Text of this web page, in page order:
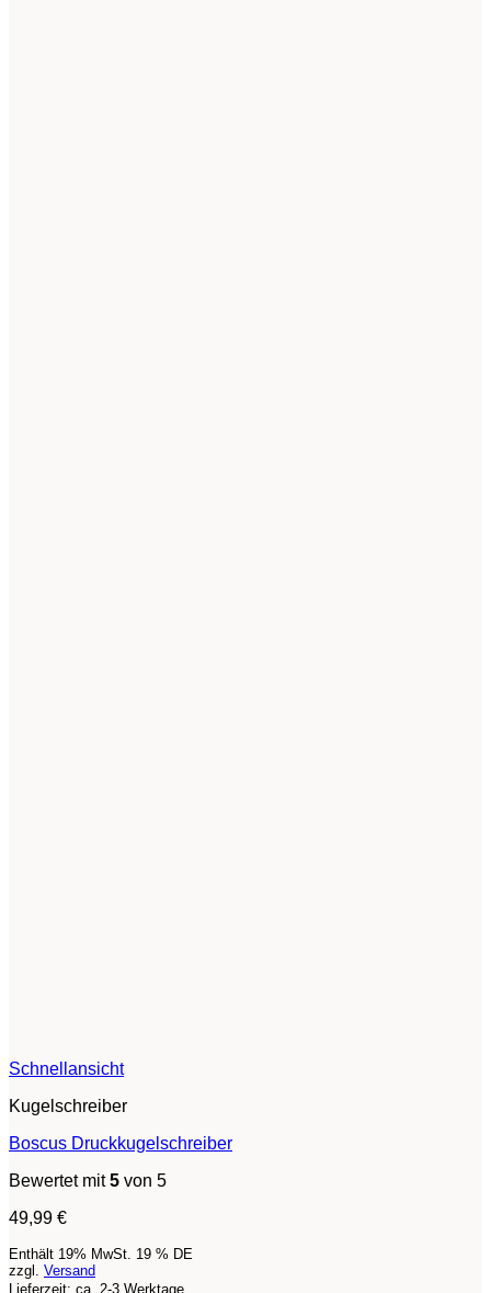
Schnellansicht
Kugelschreiber
Boscus Druckkugelschreiber
Bewertet mit5 von 5
49,99 €
Enthält 19% MwSt. 19 % DE
zzgl. Versand
Lieferzeit: ca. 2-3 Werktage